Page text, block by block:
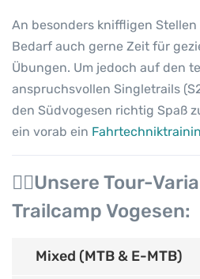
An besonders kniffligen
Bedarf auch gerne Zeit für
Übungen. Um jedoch auf den
anspruchsvollen Singletrails
den Südvogesen richtig Spaß
ein vorab ein
🚵‍♀️Unsere Tour-
Trailcamp Vogesen:
Mixed (MTB & E-MTB)